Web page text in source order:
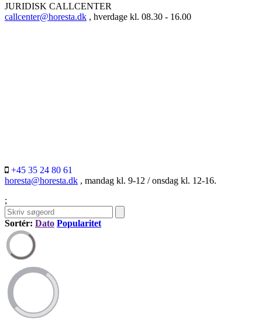
JURIDISK CALLCENTER
callcenter@horesta.dk , hverdage kl. 08.30 - 16.00
+45 35 24 80 61
horesta@horesta.dk , mandag kl. 9-12 / onsdag kl. 12-16.
;
Sortér: Dato Popularitet